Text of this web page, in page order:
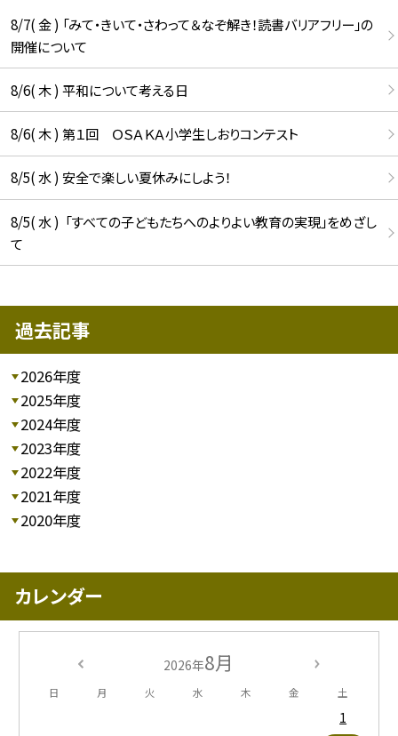
8/7( 金 ) 「みて・きいて・さわって＆なぞ解き！読書バリアフリー」の
開催について
8/6( 木 ) 平和について考える日
8/6( 木 ) 第１回 ＯＳＡＫＡ小学生しおりコンテスト
8/5( 水 ) 安全で楽しい夏休みにしよう！
8/5( 水 ) 「すべての子どもたちへのよりよい教育の実現」をめざし
て
過去記事
2026年度
2025年度
2024年度
2023年度
2022年度
2021年度
2020年度
カレンダー
2026年8月
日 月 火 水 木 金 土
1